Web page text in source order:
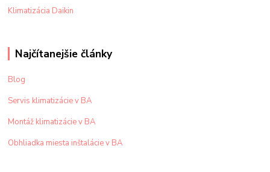
Klimatizácia Daikin
Najčítanejšie články
Blog
Servis klimatizácie v BA
Montáž klimatizácie v BA
Obhliadka miesta inštalácie v BA